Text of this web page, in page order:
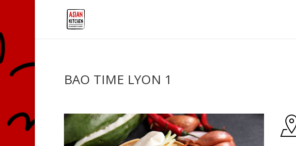
BAO TIME LYON 1